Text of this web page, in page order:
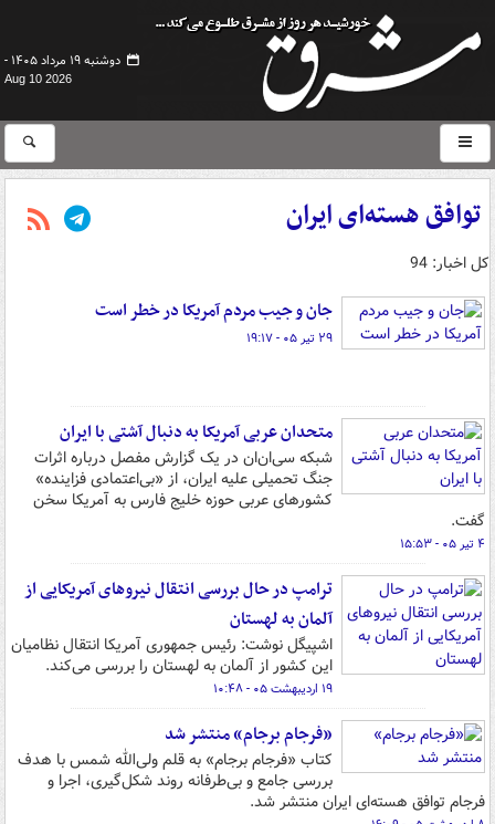
دوشنبه ۱۹ مرداد ۱۴۰۵ -
Aug 10 2026
توافق هسته‌ای ایران
کل اخبار: 94
جان و جیب مردم آمریکا در خطر است
۲۹ تیر ۰۵ - ۱۹:۱۷
متحدان عربی آمریکا به دنبال آشتی با ایران
شبکه سی‌ان‌ان در یک گزارش مفصل درباره اثرات
جنگ تحمیلی علیه ایران، از «بی‌اعتمادی فزاینده»
کشورهای عربی حوزه خلیج فارس به آمریکا سخن
گفت.
۴ تیر ۰۵ - ۱۵:۵۳
ترامپ در حال بررسی انتقال نیروهای آمریکایی از
آلمان به لهستان
اشپیگل نوشت: رئیس جمهوری آمریکا انتقال نظامیان
این کشور از آلمان به لهستان را بررسی می‌کند.
۱۹ اردیبهشت ۰۵ - ۱۰:۴۸
«فرجام برجام» منتشر شد
کتاب «فرجام برجام» به قلم ولی‌الله شمس با هدف
بررسی جامع و بی‌طرفانه روند شکل‌گیری، اجرا و
فرجام توافق هسته‌ای ایران منتشر شد.